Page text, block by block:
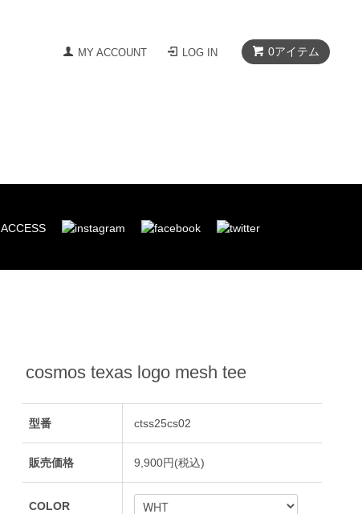
0アイテム
MY ACCOUNT LOG IN
ACCESS
cosmos texas logo mesh tee
型番 ctss25cs02
販売価格 9,900円(税込)
COLOR